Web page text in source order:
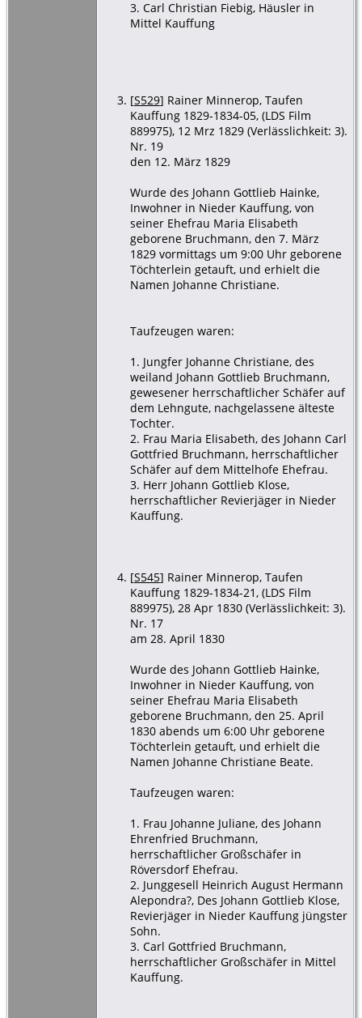
3. Carl Christian Fiebig, Häusler in
Mittel Kauffung
[S529] Rainer Minnerop, Taufen
Kauffung 1829-1834-05, (LDS Film
889975), 12 Mrz 1829 (Verlässlichkeit: 3).
Nr. 19
den 12. März 1829
Wurde des Johann Gottlieb Hainke,
Inwohner in Nieder Kauffung, von
seiner Ehefrau Maria Elisabeth
geborene Bruchmann, den 7. März
1829 vormittags um 9:00 Uhr geborene
Töchterlein getauft, und erhielt die
Namen Johanne Christiane.
Taufzeugen waren:
1. Jungfer Johanne Christiane, des
weiland Johann Gottlieb Bruchmann,
gewesener herrschaftlicher Schäfer auf
dem Lehngute, nachgelassene älteste
Tochter.
2. Frau Maria Elisabeth, des Johann Carl
Gottfried Bruchmann, herrschaftlicher
Schäfer auf dem Mittelhofe Ehefrau.
3. Herr Johann Gottlieb Klose,
herrschaftlicher Revierjäger in Nieder
Kauffung.
[S545] Rainer Minnerop, Taufen
Kauffung 1829-1834-21, (LDS Film
889975), 28 Apr 1830 (Verlässlichkeit: 3).
Nr. 17
am 28. April 1830
Wurde des Johann Gottlieb Hainke,
Inwohner in Nieder Kauffung, von
seiner Ehefrau Maria Elisabeth
geborene Bruchmann, den 25. April
1830 abends um 6:00 Uhr geborene
Töchterlein getauft, und erhielt die
Namen Johanne Christiane Beate.
Taufzeugen waren:
1. Frau Johanne Juliane, des Johann
Ehrenfried Bruchmann,
herrschaftlicher Großschäfer in
Röversdorf Ehefrau.
2. Junggesell Heinrich August Hermann
Alepondra?, Des Johann Gottlieb Klose,
Revierjäger in Nieder Kauffung jüngster
Sohn.
3. Carl Gottfried Bruchmann,
herrschaftlicher Großschäfer in Mittel
Kauffung.